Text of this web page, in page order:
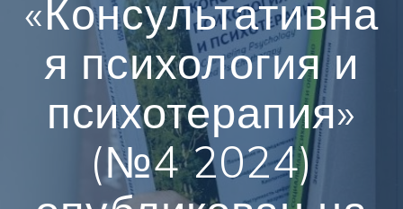
«Консультативна
я психология и
психотерапия»
(№4 2024)